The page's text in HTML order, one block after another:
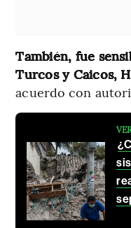
También, fue
Turcos y Caicos,
acuerdo con